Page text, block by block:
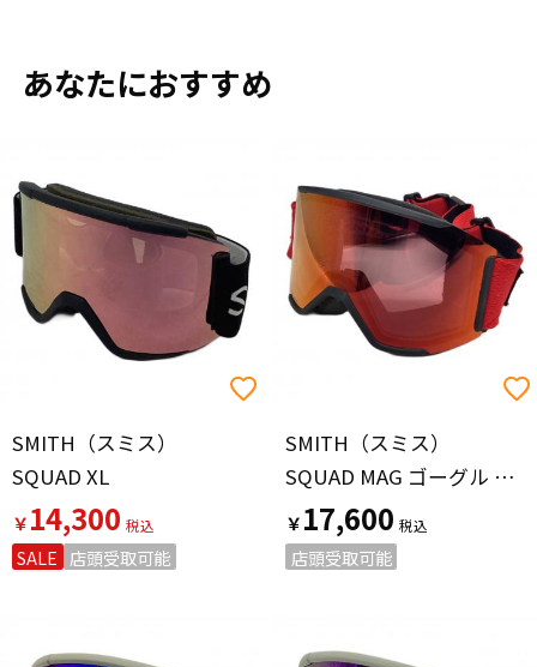
あなたにおすすめ
SMITH（スミス）
SQUAD XL
￥14,300
SALE 店頭受取可能
SMITH（スミス）
SQUAD MAG ゴーグル クリアレンズ付 レンズ若干のキズ有
￥17,600
店頭受取可能